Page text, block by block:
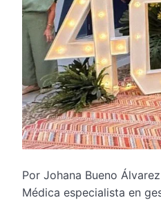
Por Johana Bueno Álvarez
Médica especialista en